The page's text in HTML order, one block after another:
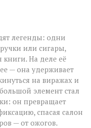
легенды: одни
или сигары,
книги. На деле её
— она удерживает
на виражах и
элемент стал
он превращает
спасая салон
— от ожогов.